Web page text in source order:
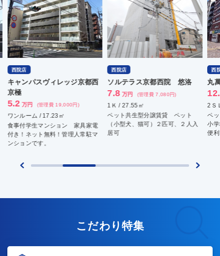
西院店
キャンパスヴィレッジ京都西
京極
5.2 万円 (管理費 19,000円)
ワンルーム / 17.23㎡
食事付学生マンション 家具家電
付き！ネット無料！管理人常駐マ
ンションです。
西院店
ソルテラス京都西院 悠洛
7.8 万円 (管理費 7,080円)
1Ｋ / 27.55㎡
ペット共生型分譲賃貸 ペット
（小型犬、猫可）２匹可、２人入
居可
西
丸
2Ｓ
ペ
小
便
こだわり特集